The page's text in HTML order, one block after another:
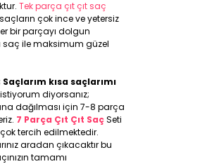
Tek parça çıt çıt saç
çok ince ve yetersiz
bir parçayı dolgun
ile maksimum güzel
Saçlarım kısa saçlarımı
diyorsanız;
dağılması için 7-8 parça
7 Parça Çıt Çıt SaçSeti
tercih edilmektedir.
aradan çıkacaktır bu
tamamı